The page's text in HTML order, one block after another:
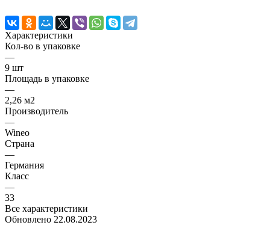
Характеристики
Кол-во в упаковке
—
9 шт
Площадь в упаковке
—
2,26 м2
Производитель
—
Wineo
Страна
—
Германия
Класс
—
33
Все характеристики
Обновлено 22.08.2023